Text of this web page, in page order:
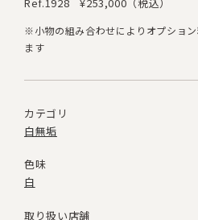
※小物の組み合わせによりオプショ
ます
カテゴリ
白無垢
色味
白
取り扱い店舗